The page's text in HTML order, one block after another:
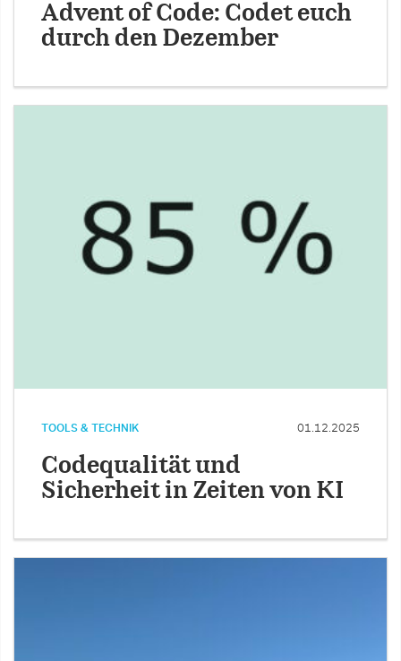
Advent of Code: Codet euch
durch den Dezember
TOOLS & TECHNIK 01.12.2025
Codequalität und
Sicherheit in Zeiten von KI